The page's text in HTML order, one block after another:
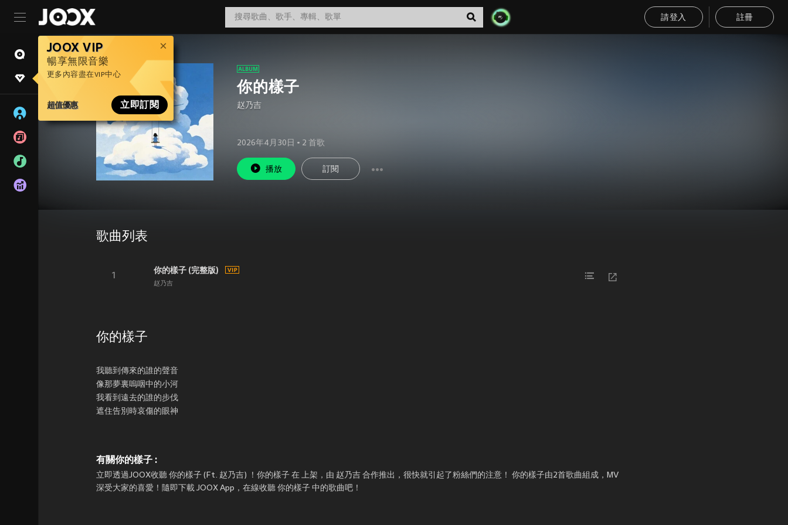
請登入 註冊
JOOX VIP
暢享無限音樂
更多內容盡在VIP中心
超值優惠 立即訂閱
你的樣子
赵乃吉
2026年4月30日 • 2 首歌
播放 訂閱
歌曲列表
1
你的樣子 (完整版)
赵乃吉
你的樣子
我聽到傳來的誰的聲音
像那夢裏嗚咽中的小河
我看到遠去的誰的步伐
遮住告別時哀傷的眼神
有關你的樣子 :
立即透過JOOX收聽 你的樣子 (Ft. 赵乃吉) ！你的樣子 在 上架，由 赵乃吉 合作推出，很快就引起了粉絲們的注意！ 你的樣子由2首歌曲組成，MV
深受大家的喜愛！隨即下載 JOOX App，在線收聽 你的樣子 中的歌曲吧！